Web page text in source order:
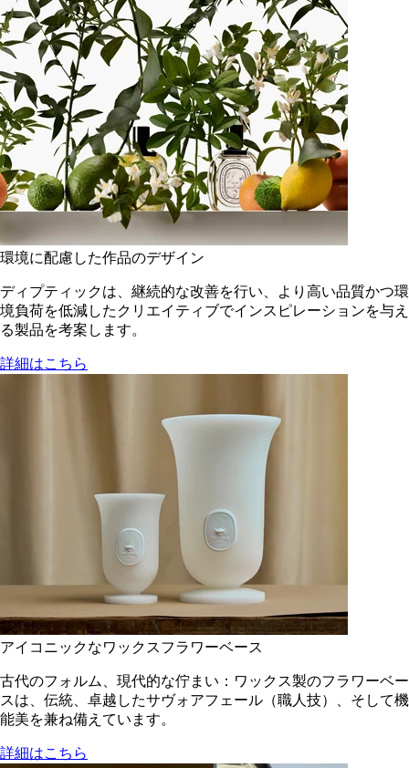
環境に配慮した作品のデザイン
ディプティックは、継続的な改善を行い、より高い品質かつ環
境負荷を低減した​クリエイティブでインスピレーションを与え
る製品を考案します。
詳細はこちら
アイコニックなワックスフラワーベース
古代のフォルム、現代的な佇まい：ワックス製のフラワーベー
スは、伝統、卓越したサヴォアフェール（職人技）、そして機
能美を兼ね備えています。
詳細はこちら